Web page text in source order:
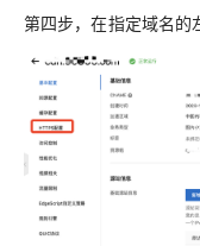
第四步，在指定域名的